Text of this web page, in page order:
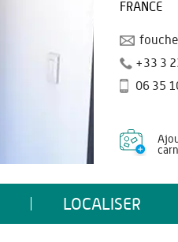
FRANCE
+33 3
06 35
LOCALISER